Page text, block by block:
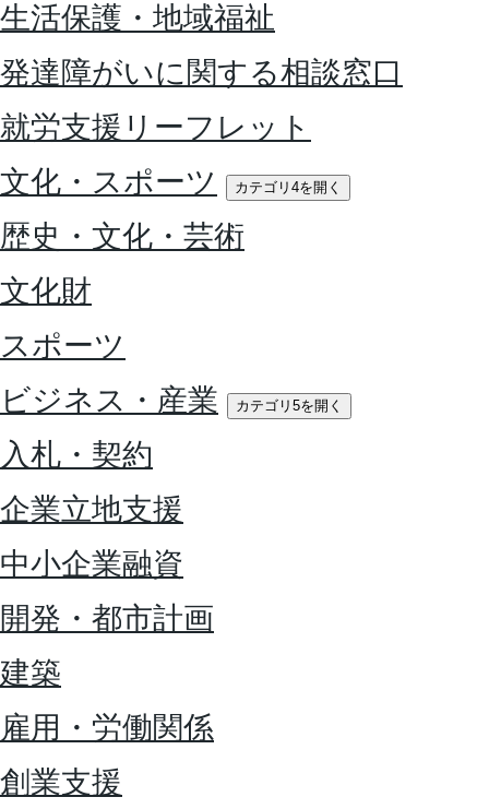
生活保護・地域福祉
発達障がいに関する相談窓口
就労支援リーフレット
文化・スポーツ
カテゴリ4を開く
歴史・文化・芸術
文化財
スポーツ
ビジネス・産業
カテゴリ5を開く
入札・契約
企業立地支援
中小企業融資
開発・都市計画
建築
雇用・労働関係
創業支援